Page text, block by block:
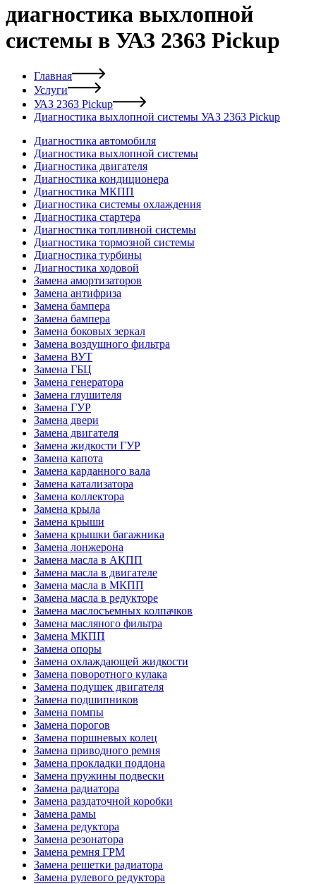
диагностика выхлопной
системы в УАЗ 2363 Pickup
Главная
Услуги
УАЗ 2363 Pickup
Диагностика выхлопной системы УАЗ 2363 Pickup
Диагностика автомобиля
Диагностика выхлопной системы
Диагностика двигателя
Диагностика кондиционера
Диагностика МКПП
Диагностика системы охлаждения
Диагностика стартера
Диагностика топливной системы
Диагностика тормозной системы
Диагностика турбины
Диагностика ходовой
Замена амортизаторов
Замена антифриза
Замена бампера
Замена бампера
Замена боковых зеркал
Замена воздушного фильтра
Замена ВУТ
Замена ГБЦ
Замена генератора
Замена глушителя
Замена ГУР
Замена двери
Замена двигателя
Замена жидкости ГУР
Замена капота
Замена карданного вала
Замена катализатора
Замена коллектора
Замена крыла
Замена крыши
Замена крышки багажника
Замена лонжерона
Замена масла в АКПП
Замена масла в двигателе
Замена масла в МКПП
Замена масла в редукторе
Замена маслосъемных колпачков
Замена масляного фильтра
Замена МКПП
Замена опоры
Замена охлаждающей жидкости
Замена поворотного кулака
Замена подушек двигателя
Замена подшипников
Замена помпы
Замена порогов
Замена поршневых колец
Замена приводного ремня
Замена прокладки поддона
Замена пружины подвески
Замена радиатора
Замена раздаточной коробки
Замена рамы
Замена редуктора
Замена резонатора
Замена ремня ГРМ
Замена решетки радиатора
Замена рулевого редуктора